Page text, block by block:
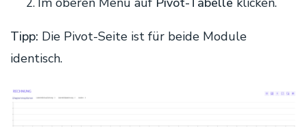
Tipp: Die Pivot-Seite ist für beide Module
identisch.